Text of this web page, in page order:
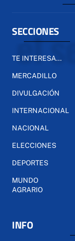
SECCIONES
TE INTERESA...
MERCADILLO
DIVULGACIÓN
INTERNACIONAL
NACIONAL
ELECCIONES
DEPORTES
MUNDO
AGRARIO
INFO